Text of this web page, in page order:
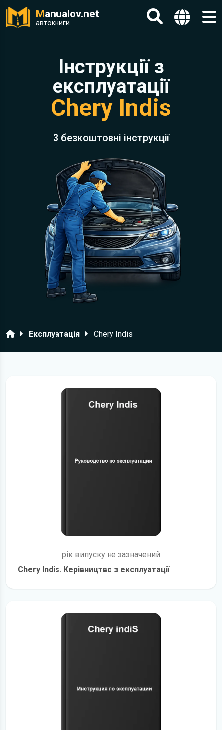
Manualov.net
автокниги
Інструкції з
експлуатації
Chery Indis
3 безкоштовні інструкції
ГоловнаЕксплуатація Chery Indis
рік випуску не зазначений
Chery Indis. Керівництво з експлуатації